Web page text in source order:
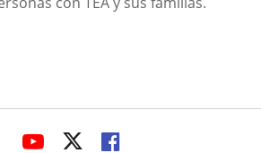
ENLACEENLACEENLACE